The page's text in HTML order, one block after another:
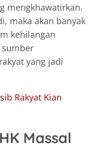
mengkhawatirkan.
maka akan banyak
kehilangan
sumber
yang jadi
Rakyat Kian
Massal